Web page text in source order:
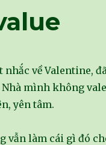
về Valentine,
Nhà mình không
yên tâm.
vẫn làm cái gì đó